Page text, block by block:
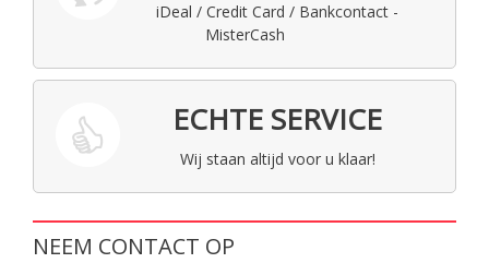
iDeal / Credit Card / Bankcontact -
MisterCash
ECHTE SERVICE
Wij staan altijd voor u klaar!
NEEM CONTACT OP